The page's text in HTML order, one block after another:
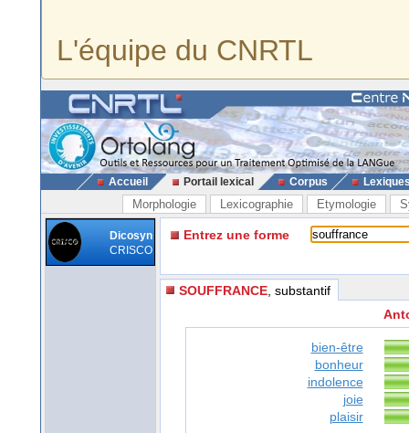
L'équipe du CNRTL
Accueil Portail lexical Corpus
Morphologie Lexicographie Etymologie
Dicosyn
CRISCO
Entrez une forme
SOUFFRANCE , substantif
bien-être
bonheur
indolence
joie
plaisir